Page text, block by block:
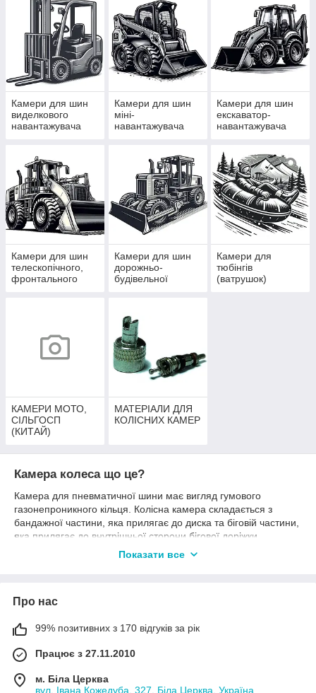
Камери для шин
виделкового
навантажувача
Камери для шин
міні-
навантажувача
Камери для шин
екскаватор-
навантажувача
Камери для шин
телескопічного,
фронтального
Камери для шин
дорожньо-
будівельної
Камери для
тюбінгів
(ватрушок)
КАМЕРИ МОТО,
СІЛЬГОСП
(КИТАЙ)
МАТЕРІАЛИ ДЛЯ
КОЛІСНИХ КАМЕР
Камера колеса що це?
Камера для пневматичної шини має вигляд гумового
газонепроникного кільця. Колісна камера складається з
бандажної частини, яка прилягає до диска та біговій частини,
яка прилягає до внутрішньої сторони бігової доріжки
покришки. Стінки бігової частини камери товщі, так як ця
камери повітрям.
Конструкція гумової їздової камери характеризується
основними параметрами:
зовнішній і внутрішній діаметр
товщина стінок
Показати все
Про нас
99% позитивних з 170 відгуків за рік
Працює з 27.11.2010
м. Біла Церква
вул. Івана Кожедуба, 327, Біла Церква, Україна